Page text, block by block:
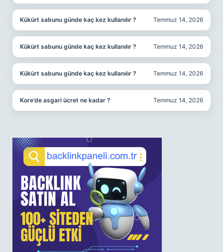
Kükürt sabunu günde kaç kez kullanılır ? Temmuz 14, 2026
Kükürt sabunu günde kaç kez kullanılır ? Temmuz 14, 2026
Kükürt sabunu günde kaç kez kullanılır ? Temmuz 14, 2026
Kore’de asgari ücret ne kadar ? Temmuz 14, 2026